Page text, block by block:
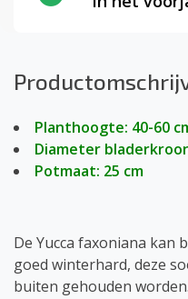
Planthoogte: 40-60
Diameter
Potmaat: 25 cm
De Yucca faxoniana
goed winterhard, deze
buiten gehouden worden.